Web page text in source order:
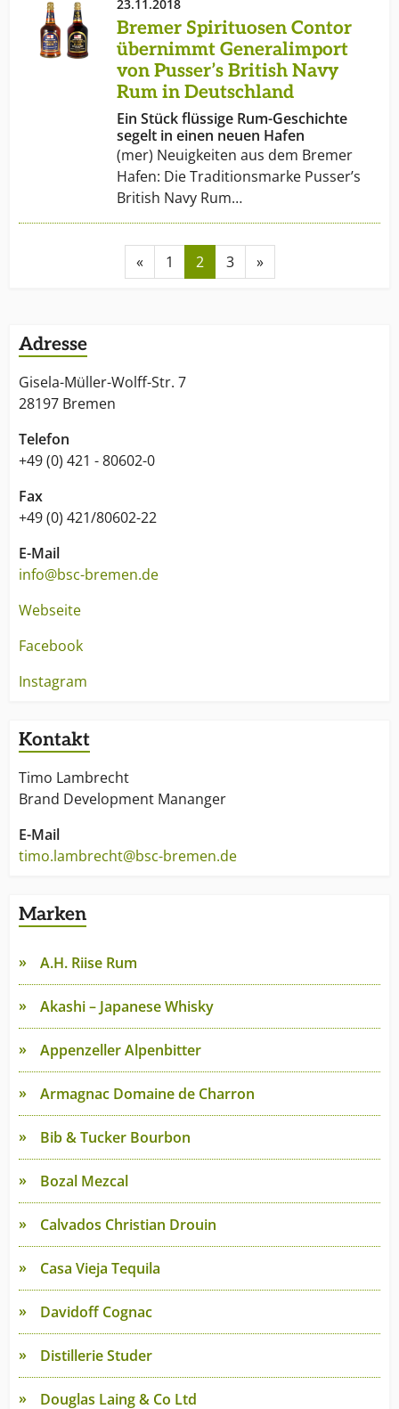
23.11.2018
Bremer Spirituosen Contor
übernimmt Generalimport
von Pusser’s British Navy
Rum in Deutschland
Ein Stück flüssige Rum-Geschichte
segelt in einen neuen Hafen
(mer) Neuigkeiten aus dem Bremer
Hafen: Die Traditionsmarke Pusser’s
British Navy Rum…
« 1 2 3 »
Adresse
Gisela-Müller-Wolff-Str. 7
28197 Bremen
Telefon
+49 (0) 421 - 80602-0
Fax
+49 (0) 421/80602-22
E-Mail
info@bsc-bremen.de
Webseite
Facebook
Instagram
Kontakt
Timo Lambrecht
Brand Development Mananger
E-Mail
timo.lambrecht@bsc-bremen.de
Marken
A.H. Riise Rum
Akashi – Japanese Whisky
Appenzeller Alpenbitter
Armagnac Domaine de Charron
Bib & Tucker Bourbon
Bozal Mezcal
Calvados Christian Drouin
Casa Vieja Tequila
Davidoff Cognac
Distillerie Studer
Douglas Laing & Co Ltd